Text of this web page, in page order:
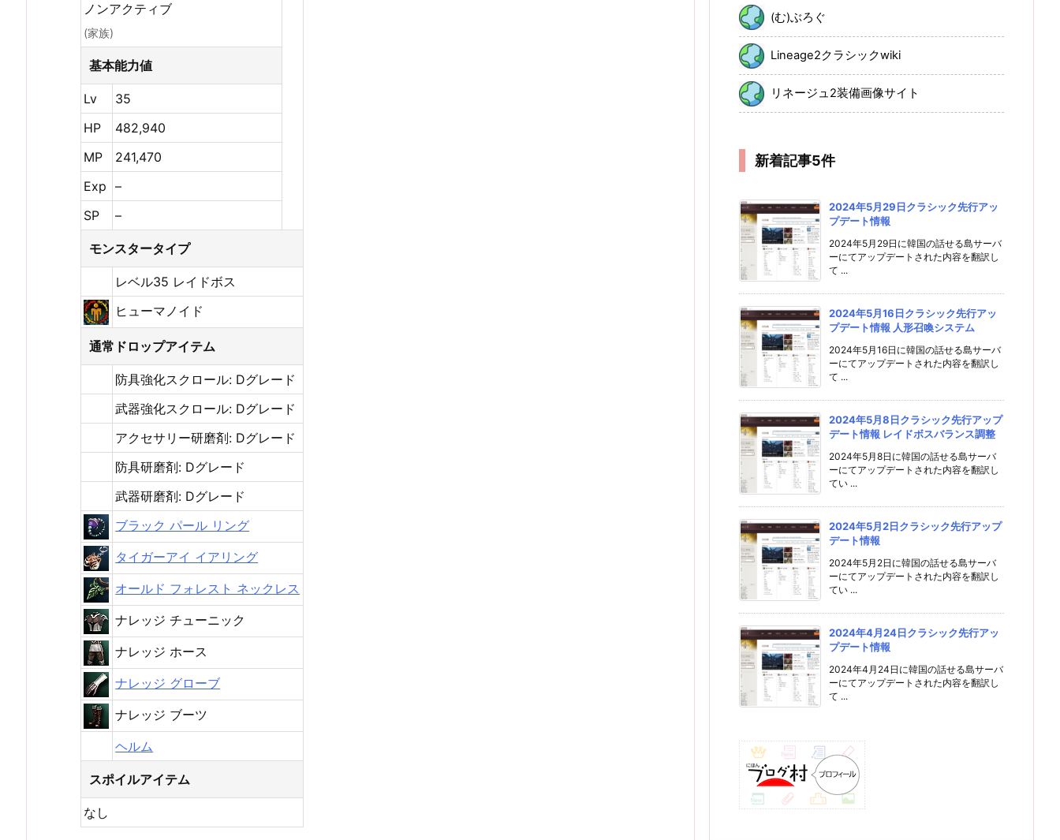
ノンアクティブ
(家族)
基本能力値
Lv
35
HP
482,940
MP
241,470
Exp
–
SP
–
モンスタータイプ
レベル35 レイドボス
ヒューマノイド
通常ドロップアイテム
防具強化スクロール: Dグレード
武器強化スクロール: Dグレード
アクセサリー研磨剤: Dグレード
防具研磨剤: Dグレード
武器研磨剤: Dグレード
ブラック パール リング
タイガーアイ イアリング
オールド フォレスト ネックレス
ナレッジ チューニック
ナレッジ ホース
ナレッジ グローブ
ナレッジ ブーツ
ヘルム
スポイルアイテム
なし
(む)ぶろぐ
Lineage2クラシックwiki
リネージュ2装備画像サイト
新着記事5件
2024年5月29日クラシック先行アッ
プデート情報
2024年5月29日に韓国の話せる島サーバ
ーにてアップデートされた内容を翻訳し
て ...
2024年5月16日クラシック先行アッ
プデート情報 人形召喚システム
2024年5月16日に韓国の話せる島サーバ
ーにてアップデートされた内容を翻訳し
て ...
2024年5月8日クラシック先行アップ
デート情報 レイドボスバランス調整
2024年5月8日に韓国の話せる島サーバ
ーにてアップデートされた内容を翻訳し
てい ...
2024年5月2日クラシック先行アップ
デート情報
2024年5月2日に韓国の話せる島サーバ
ーにてアップデートされた内容を翻訳し
てい ...
2024年4月24日クラシック先行アッ
プデート情報
2024年4月24日に韓国の話せる島サーバ
ーにてアップデートされた内容を翻訳し
て ...